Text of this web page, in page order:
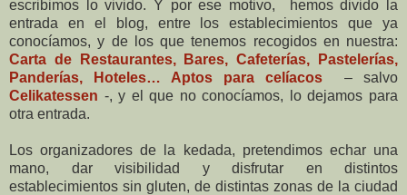
escribimos lo vivido. Y por ese motivo, hemos divido la
entrada en el blog, entre los establecimientos que ya
conocíamos, y de los que tenemos recogidos en nuestra:
Carta de Restaurantes, Bares, Cafeterías, Pastelerías,
Panderías, Hoteles… Aptos para celíacos
– salvo
Celikatessen -, y el que no conocíamos, lo dejamos para
otra entrada.
Los organizadores de la kedada, pretendimos echar una
mano, dar visibilidad y disfrutar en distintos
establecimientos sin gluten, de distintas zonas de la ciudad